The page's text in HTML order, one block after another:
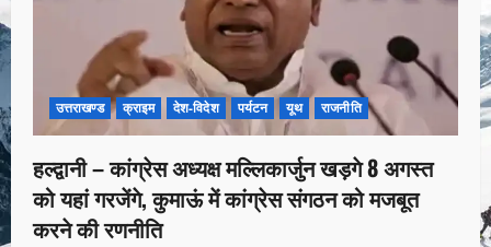
उत्तराखण्ड क्राइम देश-विदेश पर्यटन यूथ राजनीति
हल्द्वानी – कांग्रेस अध्यक्ष मल्लिकार्जुन खड़गे 8 अगस्त
को यहां गरजेंगे, कुमाऊं में कांग्रेस संगठन को मजबूत
करने की रणनीति